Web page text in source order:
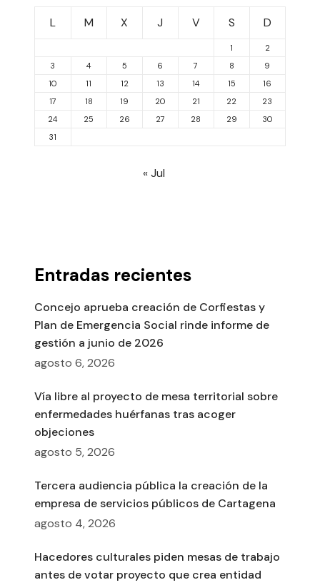
L
M X J V S D
1
2
3
4 5 6 7 8
9
10
11 12 13 14 15
16
17
18 19 20 21 22
23
24
25 26 27 28 29
30
31
« Jul
Entradas recientes
Concejo aprueba creación de Corfiestas y
Plan de Emergencia Social rinde informe de
gestión a junio de 2026
agosto 6, 2026
Vía libre al proyecto de mesa territorial sobre
enfermedades huérfanas tras acoger
objeciones
agosto 5, 2026
Tercera audiencia pública la creación de la
empresa de servicios públicos de Cartagena
agosto 4, 2026
Hacedores culturales piden mesas de trabajo
antes de votar proyecto que crea entidad